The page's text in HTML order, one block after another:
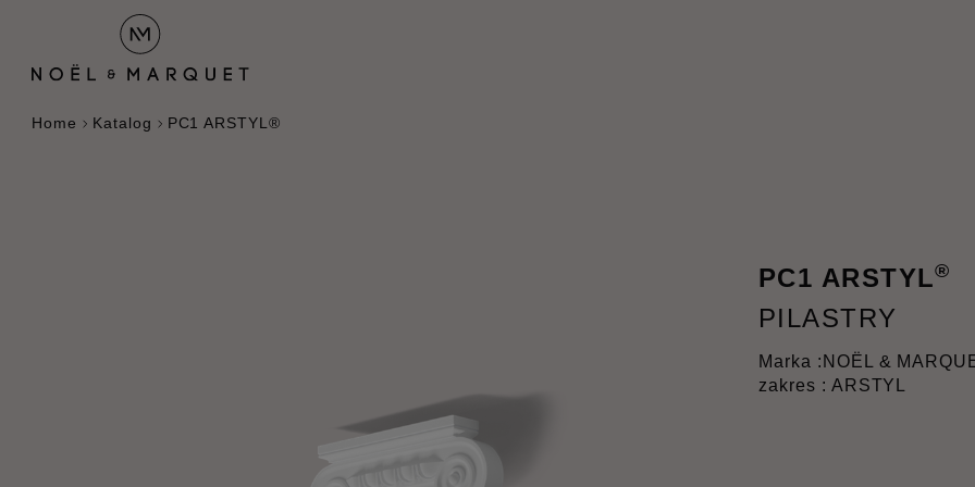
Home Katalog PC1 ARSTYL®
PC1 ARSTYL®
PILASTRY
Marka : NOËL &
zakres : ARSTYL